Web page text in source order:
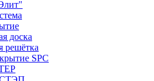
доска
решётка
SPC